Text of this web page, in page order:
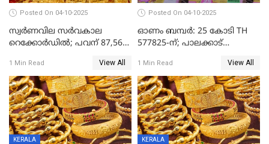
Posted On 04-10-2025
സ്വര്‍ണവില സര്‍വകാല
റെക്കോര്‍ഡില്‍; പവന് 87,560
1 Min Read View All
Posted On 04-10-2025
ഓണം ബമ്പർ: 25 കോടി TH
577825-ന്; പാലക്കാട്
മുന്നിൽ
1 Min Read View All
KERALA KERALA